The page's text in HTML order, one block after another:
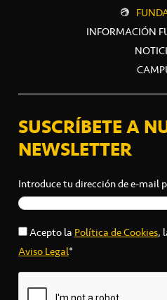
INFORMACIÓN
SUSCRÍBETE A
NEWSLETTER
Introduce tu dirección de e-mail
Acepto laPolítica de Cookies,
Aviso Legal*